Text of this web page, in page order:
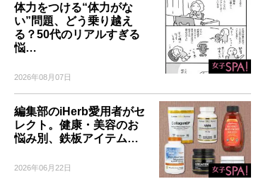
体力をつける“体力がな
い”問題、どう乗り越え
る？50代のリアルすぎる
悩…
2026年08月07日
編集部のiHerb愛用者がセ
レクト。健康・美容のお
悩み別、鉄板アイテム…
2026年06月22日